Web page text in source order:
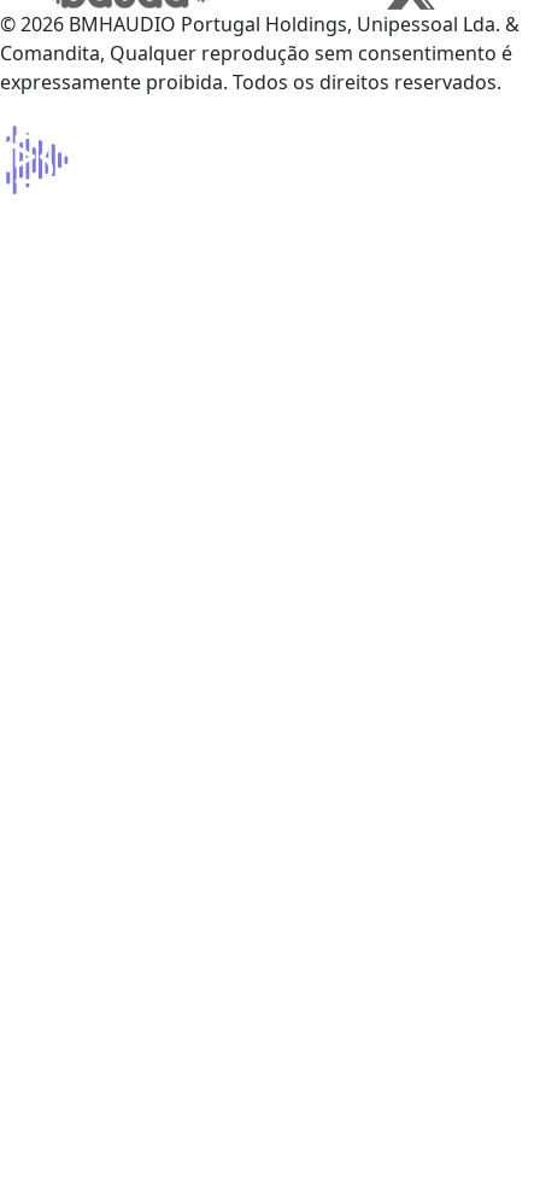
© 2026 BMHAUDIO Portugal Holdings, Unipessoal Lda. &
Comandita, Qualquer reprodução sem consentimento é
expressamente proibida. Todos os direitos reservados.